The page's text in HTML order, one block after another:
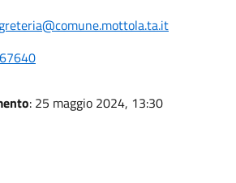
: 25 maggio 2024, 13:30